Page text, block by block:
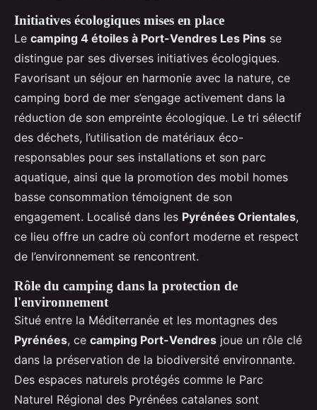
Initiatives écologiques mises en place
Le camping 4 étoiles à Port-Vendres Les Pins se
distingue par ses diverses initiatives écologiques.
Favorisant un séjour en harmonie avec la nature, ce
camping bord de mer s’engage activement dans la
réduction de son empreinte écologique. Le tri sélectif
des déchets, l’utilisation de matériaux éco-
responsables pour ses installations et son parc
aquatique, ainsi que la promotion des mobil homes
basse consommation témoignent de son
engagement. Localisé dans les Pyrénées Orientales,
ce lieu offre un cadre où confort moderne et respect
de l’environnement se rencontrent.
Rôle du camping dans la protection de
l'environnement
Situé entre la Méditerranée et les montagnes des
Pyrénées, ce camping Port-Vendres joue un rôle clé
dans la préservation de la biodiversité environnante.
Des espaces naturels protégés comme le Parc
Naturel Régional des Pyrénées catalanes sont